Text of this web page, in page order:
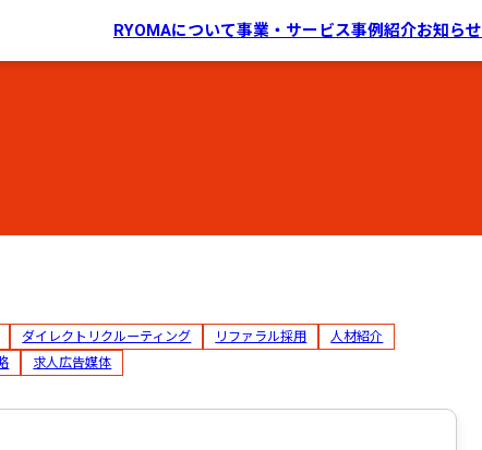
RYOMAについて事業・サービス事例紹介お知らせ
ダイレクトリクルーティング リファラル採用
人材紹介
求人広告媒体